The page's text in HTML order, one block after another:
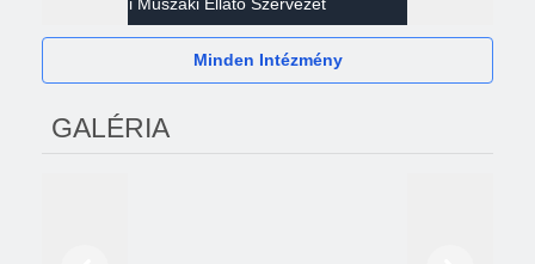
Minden Intézmény
GALÉRIA